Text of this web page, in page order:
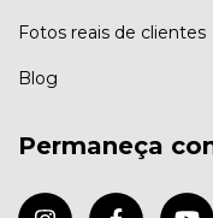
Fotos reais de clientes
Blog
Permaneça